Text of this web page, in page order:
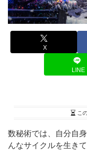
X
LINE
こ
数秘術では、自分自
んなサイクルを生き